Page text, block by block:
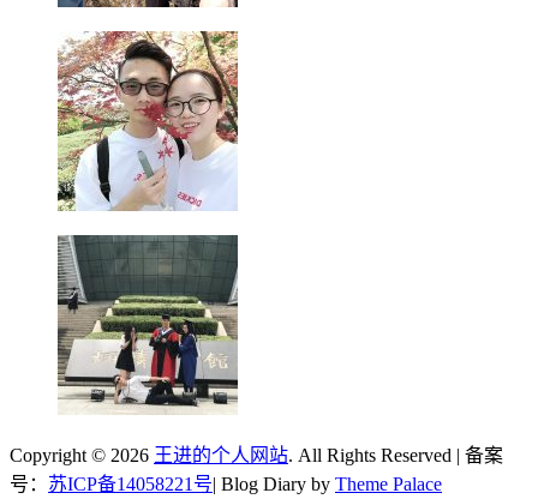
Copyright © 2026 王进的个人网站. All Rights Reserved | 备案
号： 苏ICP备14058221号| Blog Diary by Theme Palace